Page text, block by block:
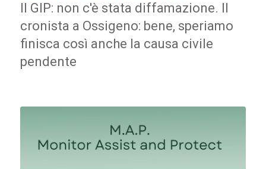
Il GIP: non c'è stata diffamazione. Il
cronista a Ossigeno: bene, speriamo
finisca così anche la causa civile
pendente